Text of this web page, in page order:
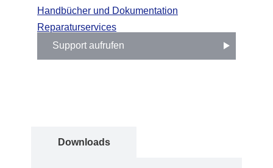
Handbücher und Dokumentation
Reparaturservices
Support aufrufen
Downloads